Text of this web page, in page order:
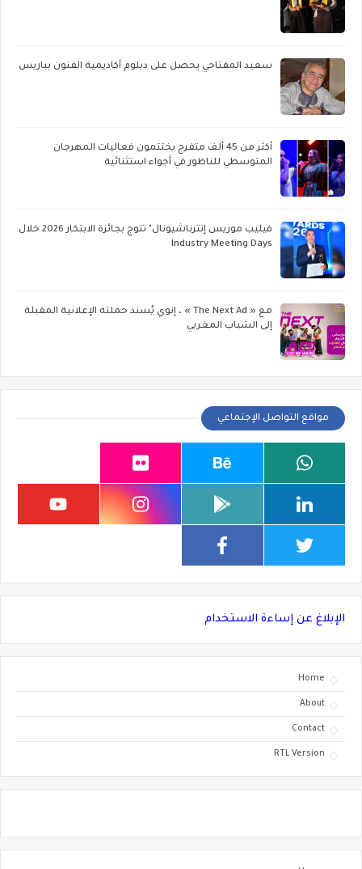
سعيد المفتاحي يحصل على دبلوم أكاديمية الفنون بباريس
أكثر من 45 ألف متفرج يختتمون فعاليات المهرجان
المتوسطي للناظور في أجواء استثنائية
فيليب موريس إنترناشيونال" تتوج بجائزة الابتكار 2026 خلال
Industry Meeting Days
مع « The Next Ad » ، إنوي يُسند حملته الإعلانية المقبلة
إلى الشباب المغربي
مواقع التواصل الإجتماعي
الإبلاغ عن إساءة الاستخدام
Home
About
Contact
RTL Version